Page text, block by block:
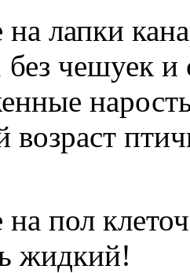
на лапки
без чешуек
возраст
пол
жидкий!